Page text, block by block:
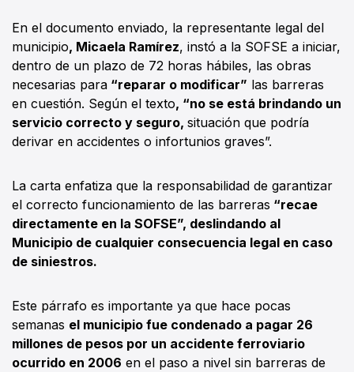
En el documento enviado, la representante legal del
municipio, Micaela Ramírez, instó a la SOFSE a iniciar,
dentro de un plazo de 72 horas hábiles, las obras
necesarias para “reparar o modificar” las barreras
en cuestión. Según el texto, “no se está brindando un
servicio correcto y seguro, situación que podría
derivar en accidentes o infortunios graves”.
La carta enfatiza que la responsabilidad de garantizar
el correcto funcionamiento de las barreras “recae
directamente en la SOFSE”, deslindando al
Municipio de cualquier consecuencia legal en caso
de siniestros.
Este párrafo es importante ya que hace pocas
semanas el municipio fue condenado a pagar 26
millones de pesos por un accidente ferroviario
ocurrido en 2006 en el paso a nivel sin barreras de